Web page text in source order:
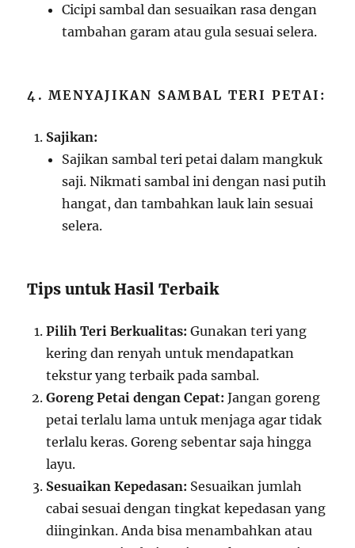
Cicipi sambal dan sesuaikan rasa dengan
tambahan garam atau gula sesuai selera.
4. MENYAJIKAN SAMBAL TERI PETAI:
Sajikan:
Sajikan sambal teri petai dalam mangkuk
saji. Nikmati sambal ini dengan nasi putih
hangat, dan tambahkan lauk lain sesuai
selera.
Tips untuk Hasil Terbaik
Pilih Teri Berkualitas: Gunakan teri yang
kering dan renyah untuk mendapatkan
tekstur yang terbaik pada sambal.
Goreng Petai dengan Cepat: Jangan goreng
petai terlalu lama untuk menjaga agar tidak
terlalu keras. Goreng sebentar saja hingga
layu.
Sesuaikan Kepedasan: Sesuaikan jumlah
cabai sesuai dengan tingkat kepedasan yang
diinginkan. Anda bisa menambahkan atau